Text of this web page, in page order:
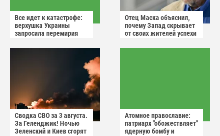
Все идет к катастрофе:
верхушка Украины
запросила перемирия
Отец Маска объяснил,
почему Запад скрывает
от своих жителей успехи
Сводка СВО за 3 августа.
За Геленджик! Ночью
Зеленский и Киев сгорят
Атомное православие:
патриарх "обожествляет"
ядерную бомбу и